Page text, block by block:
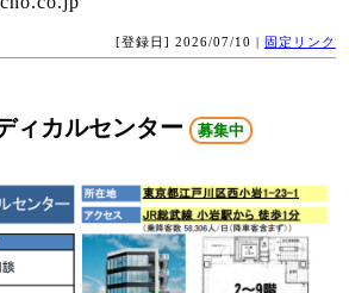
[登録日] 2026/07/10 | 固定リンク
ィカルセンター 募集中